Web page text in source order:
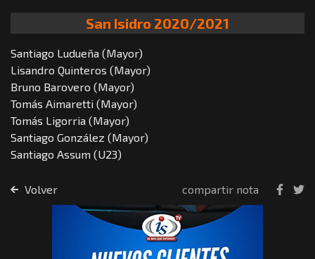
San Isidro 2020/2021
Santiago Ludueña (Mayor)
Lisandro Quinteros (Mayor)
Bruno Barovero (Mayor)
Tomás Aimaretti (Mayor)
Tomás Ligorria (Mayor)
Santiago González (Mayor)
Santiago Assum (U23)
Volver compartir nota